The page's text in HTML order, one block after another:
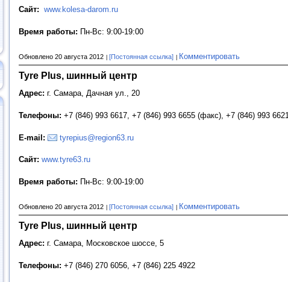
Сайт: www.kolesa-darom.ru
Время работы: Пн-Вс: 9:00-19:00
Обновлено 20 августа 2012 [Постоянная ссылка] Комментировать
Tyre Plus, шинный центр
Адрес: г. Самара, Дачная ул., 20
Телефоны: +7 (846) 993 6617, +7 (846) 993 6655 (факс), +7 (846) 993 6621
E-mail: tyrepius@region63.ru
Сайт: www.tyre63.ru
Время работы: Пн-Вс: 9:00-19:00
Обновлено 20 августа 2012 [Постоянная ссылка] Комментировать
Tyre Plus, шинный центр
Адрес: г. Самара, Московское шоссе, 5
Телефоны: +7 (846) 270 6056, +7 (846) 225 4922